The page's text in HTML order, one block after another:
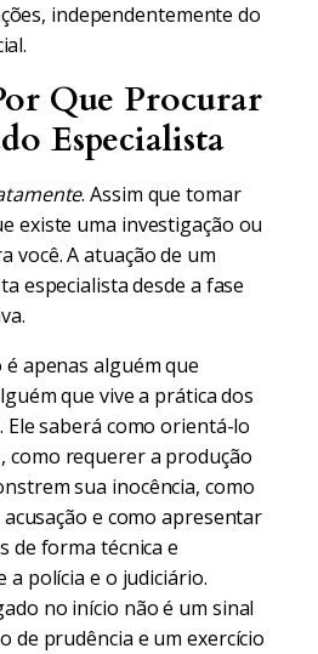
independentemente do
Que Procurar
Especialista
. Assim que tomar
existe uma investigação ou
você. A atuação de um
especialista desde a fase
apenas alguém que
que vive a prática dos
Ele saberá como orientá-lo
como requerer a produção
sua inocência, como
e como apresentar
de forma técnica e
a polícia e o judiciário.
no início não é um sinal
de prudência e um exercício